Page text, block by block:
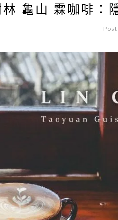
林 龜山 霖咖啡：